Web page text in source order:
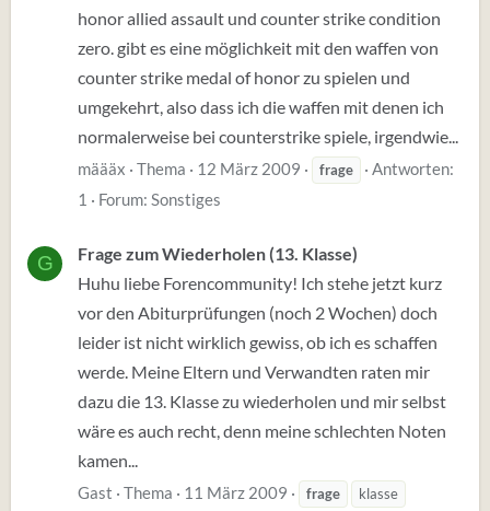
honor allied assault und counter strike condition
zero. gibt es eine möglichkeit mit den waffen von
counter strike medal of honor zu spielen und
umgekehrt, also dass ich die waffen mit denen ich
normalerweise bei counterstrike spiele, irgendwie...
määäx Thema 12 März 2009 frage
Antworten:
1
Forum: Sonstiges
G
Frage zum Wiederholen (13. Klasse)
Huhu liebe Forencommunity! Ich stehe jetzt kurz
vor den Abiturprüfungen (noch 2 Wochen) doch
leider ist nicht wirklich gewiss, ob ich es schaffen
werde. Meine Eltern und Verwandten raten mir
dazu die 13. Klasse zu wiederholen und mir selbst
wäre es auch recht, denn meine schlechten Noten
kamen...
Gast Thema 11 März 2009 frage
klasse